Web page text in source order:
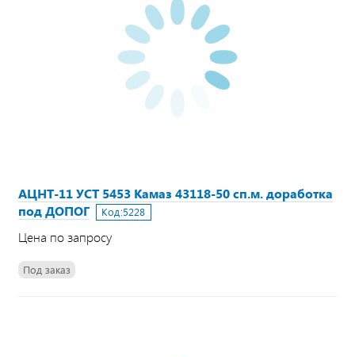
АЦНТ-11 УСТ 5453 Камаз 43118-50 сп.м. доработка
под ДОПОГ
Код:5228
Цена по запросу
Под заказ